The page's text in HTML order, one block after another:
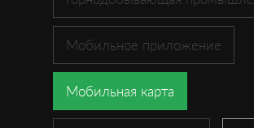
Мобильное приложение
Мобильная карта